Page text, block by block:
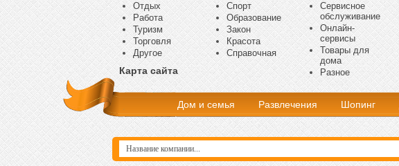
Отдых
Работа
Туризм
Торговля
Другое
Карта сайта
Спорт
Образование
Закон
Красота
Справочная
Сервисное
обслуживание
Онлайн-
сервисы
Товары для
дома
Разное
Дом и семья Развлечения Шопинг